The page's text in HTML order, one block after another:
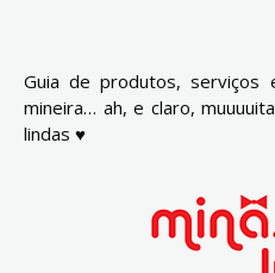
Guia de produtos, serviços
mineira… ah, e claro,
lindas ♥